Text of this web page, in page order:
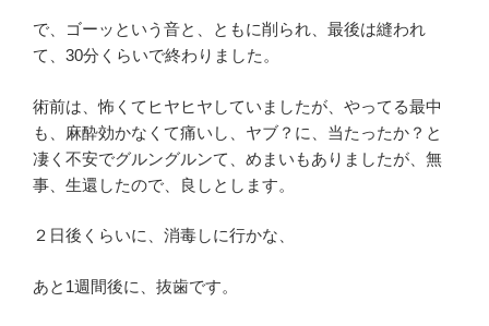
で、ゴーッという音と、ともに削られ、最後は縫われ
て、30分くらいで終わりました。
術前は、怖くてヒヤヒヤしていましたが、やってる最中
も、麻酔効かなくて痛いし、ヤブ？に、当たったか？と
凄く不安でグルングルンて、めまいもありましたが、無
事、生還したので、良しとします。
２日後くらいに、消毒しに行かな、
あと1週間後に、抜歯です。